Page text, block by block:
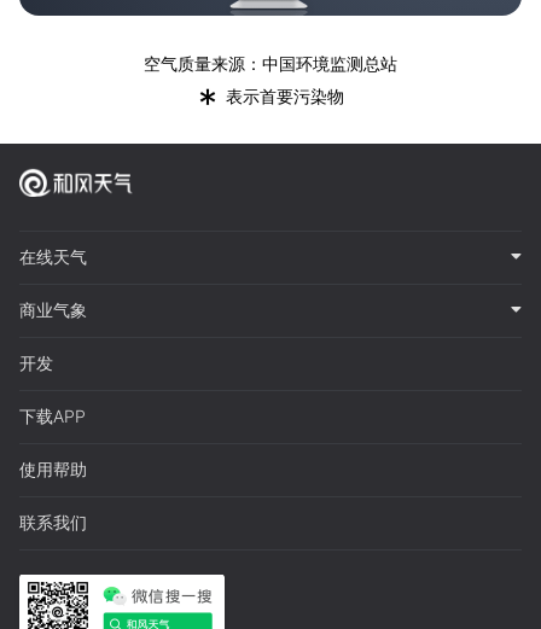
空气质量来源：中国环境监测总站
* 表示首要污染物
在线天气
商业气象
开发
下载APP
使用帮助
联系我们